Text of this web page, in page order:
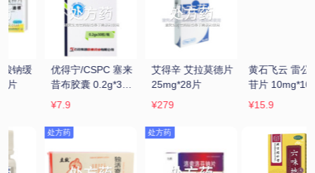
黄石飞云 雷公藤多
苷片 10mg*100片
祖治丹 舒筋活络丸
6g*6丸
奈奇 塞来昔布胶囊
0.2g*12粒/瓶